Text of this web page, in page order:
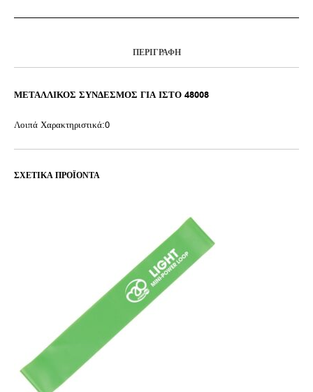
ΠΕΡΙΓΡΑΦΉ
ΜΕΤΑΛΛΙΚΟΣ ΣΥΝΔΕΣΜΟΣ ΓΙΑ ΙΣΤΟ 48008
Λοιπά Χαρακτηριστικά:0
ΣΧΕΤΙΚΆ ΠΡΟΪΌΝΤΑ